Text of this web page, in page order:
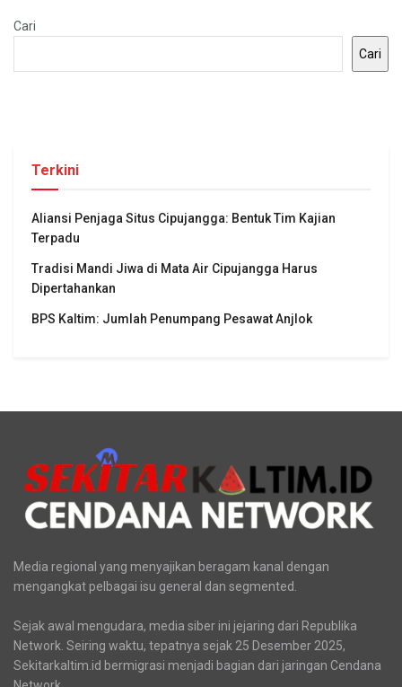
Cari
Cari
Terkini
Aliansi Penjaga Situs Cipujangga: Bentuk Tim Kajian
Terpadu
Tradisi Mandi Jiwa di Mata Air Cipujangga Harus
Dipertahankan
BPS Kaltim: Jumlah Penumpang Pesawat Anjlok